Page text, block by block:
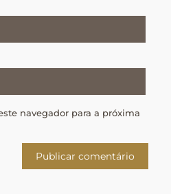
navegador para a próxima